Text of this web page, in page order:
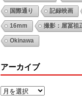
国際通り 記録映画
16mm 撮影：屋冨祖
Okinawa
アーカイブ